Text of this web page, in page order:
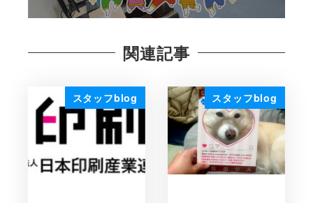
関連記事
スタッフblog スタッフblog